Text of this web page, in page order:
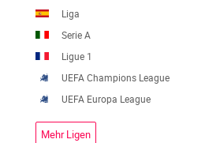
Liga
Serie A
Ligue 1
UEFA Champions League
UEFA Europa League
Mehr Ligen